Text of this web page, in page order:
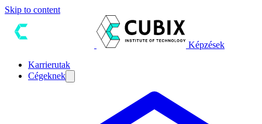
Skip to content
Képzések
Karrierutak
Cégeknek